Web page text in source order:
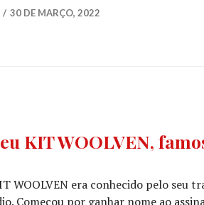
30 DE MARÇO, 2022
KIT WOOLVEN,
WOOLVEN era conhecido pelo seu
Começou por ganhar nome ao